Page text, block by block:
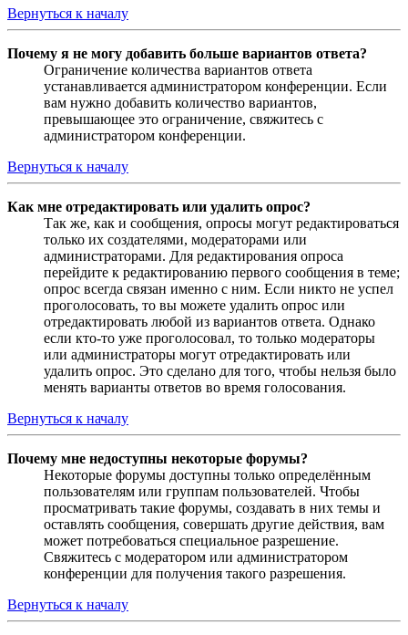
Вернуться к началу
Почему я не могу добавить больше вариантов ответа?
Ограничение количества вариантов ответа
устанавливается администратором конференции. Если
вам нужно добавить количество вариантов,
превышающее это ограничение, свяжитесь с
администратором конференции.
Вернуться к началу
Как мне отредактировать или удалить опрос?
Так же, как и сообщения, опросы могут редактироваться
только их создателями, модераторами или
администраторами. Для редактирования опроса
перейдите к редактированию первого сообщения в теме;
опрос всегда связан именно с ним. Если никто не успел
проголосовать, то вы можете удалить опрос или
отредактировать любой из вариантов ответа. Однако
если кто-то уже проголосовал, то только модераторы
или администраторы могут отредактировать или
удалить опрос. Это сделано для того, чтобы нельзя было
менять варианты ответов во время голосования.
Вернуться к началу
Почему мне недоступны некоторые форумы?
Некоторые форумы доступны только определённым
пользователям или группам пользователей. Чтобы
просматривать такие форумы, создавать в них темы и
оставлять сообщения, совершать другие действия, вам
может потребоваться специальное разрешение.
Свяжитесь с модератором или администратором
конференции для получения такого разрешения.
Вернуться к началу